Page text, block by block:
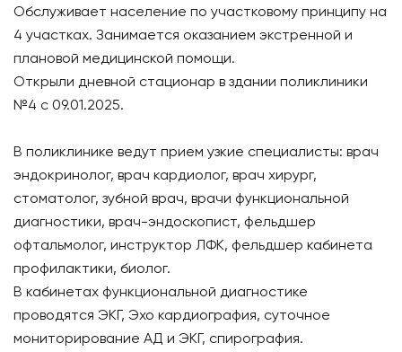
Обслуживает население по участковому принципу на
4 участках. Занимается оказанием экстренной и
плановой медицинской помощи.
Открыли дневной стационар в здании поликлиники
№4 с 09.01.2025.
В поликлинике ведут прием узкие специалисты: врач
эндокринолог, врач кардиолог, врач хирург,
стоматолог, зубной врач, врачи функциональной
диагностики, врач-эндоскопист, фельдшер
офтальмолог, инструктор ЛФК, фельдшер кабинета
профилактики, биолог.
В кабинетах функциональной диагностике
проводятся ЭКГ, Эхо кардиография, суточное
мониторирование АД и ЭКГ, спирография.